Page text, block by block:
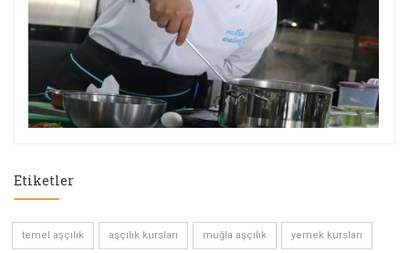
Etiketler
temel aşçılık aşçılık kursları muğla aşçılık yemek kursları